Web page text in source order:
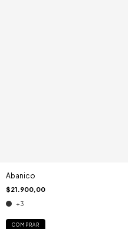
Abanico
$21.900,00
+3
COMPRAR